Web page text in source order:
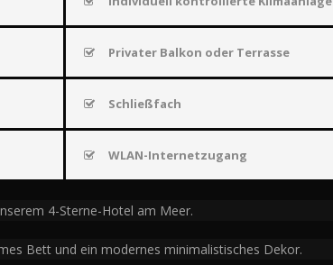
Privater Balkon oder Terrasse
Schließfach
WLAN-Internetzugang
4-Sterne-Hotel am Meer.
Bett und ein modernes minimalistisches Dekor.